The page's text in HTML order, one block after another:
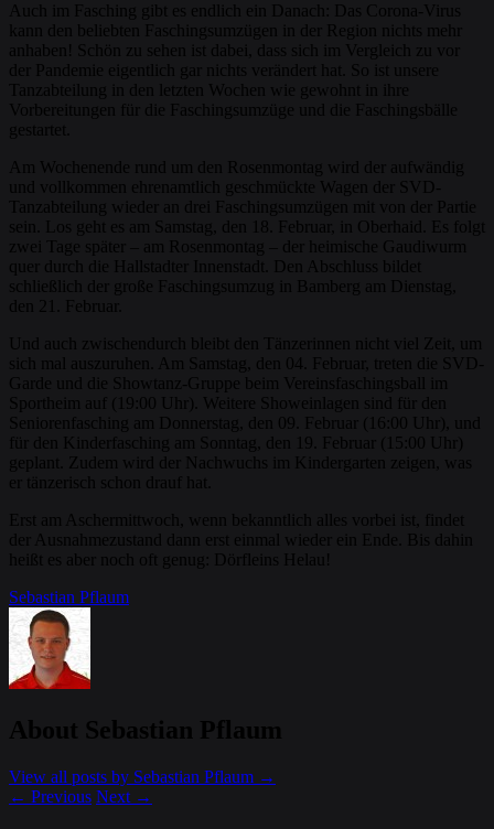
Auch im Fasching gibt es endlich ein Danach: Das Corona-Virus
kann den beliebten Faschingsumzügen in der Region nichts mehr
anhaben! Schön zu sehen ist dabei, dass sich im Vergleich zu vor
der Pandemie eigentlich gar nichts verändert hat. So ist unsere
Tanzabteilung in den letzten Wochen wie gewohnt in ihre
Vorbereitungen für die Faschingsumzüge und die Faschingsbälle
gestartet.
Am Wochenende rund um den Rosenmontag wird der aufwändig
und vollkommen ehrenamtlich geschmückte Wagen der SVD-
Tanzabteilung wieder an drei Faschingsumzügen mit von der Partie
sein. Los geht es am Samstag, den 18. Februar, in Oberhaid. Es folgt
zwei Tage später – am Rosenmontag – der heimische Gaudiwurm
quer durch die Hallstadter Innenstadt. Den Abschluss bildet
schließlich der große Faschingsumzug in Bamberg am Dienstag,
den 21. Februar.
Und auch zwischendurch bleibt den Tänzerinnen nicht viel Zeit, um
sich mal auszuruhen. Am Samstag, den 04. Februar, treten die SVD-
Garde und die Showtanz-Gruppe beim Vereinsfaschingsball im
Sportheim auf (19:00 Uhr). Weitere Showeinlagen sind für den
Seniorenfasching am Donnerstag, den 09. Februar (16:00 Uhr), und
für den Kinderfasching am Sonntag, den 19. Februar (15:00 Uhr)
geplant. Zudem wird der Nachwuchs im Kindergarten zeigen, was
er tänzerisch schon drauf hat.
Erst am Aschermittwoch, wenn bekanntlich alles vorbei ist, findet
der Ausnahmezustand dann erst einmal wieder ein Ende. Bis dahin
heißt es aber noch oft genug: Dörfleins Helau!
Sebastian Pflaum
About Sebastian Pflaum
View all posts by Sebastian Pflaum →
← Previous Next →